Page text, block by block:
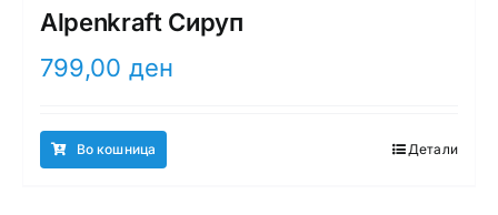
Alpenkraft Сируп
799,00 ден
Во кошница Детали